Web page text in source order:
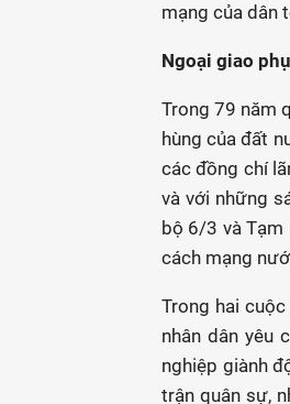
mạng của dân
Ngoại giao
Trong 79 năm
hùng của đất
các đồng chí
và với những
bộ 6/3 và Tạm
cách mạng
Trong hai
nhân dân yêu
nghiệp giành
trận quân sự,